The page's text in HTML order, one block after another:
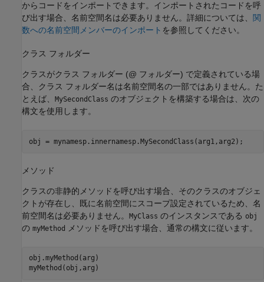
からコードをインポートできます。インポートされたコードを呼
び出す場合、名前空間名は必要ありません。詳細については、 関
数への名前空間メンバーのインポート を参照してください。
クラス フォルダー
クラスがクラス フォルダー (@ フォルダー) で定義されている場
合、クラス フォルダー名は名前空間名の一部ではありません。た
とえば、
MySecondClass のオブジェクトを構築する場合は、次の
構文を使用します。
obj = mynamesp.innernamesp.MySecondClass(arg1,arg2);
メソッド
クラスの非静的メソッドを呼び出す場合、そのクラスのオブジェ
クトが存在し、既に名前空間にスコープ設定されているため、名
前空間名は必要ありません。 MyClass のインスタンスである obj
の myMethod メソッドを呼び出す場合、通常の構文に従います。
obj.myMethod(arg)
myMethod(obj,arg)